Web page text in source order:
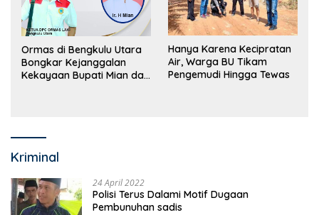
Ormas di Bengkulu Utara
Bongkar Kejanggalan
Kekayaan Bupati Mian dan
Hanya Karena Kecipratan
Air, Warga BU Tikam
Pengemudi Hingga Tewas
Kriminal
24 April 2022
Polisi Terus Dalami Motif Dugaan
Pembunuhan sadis